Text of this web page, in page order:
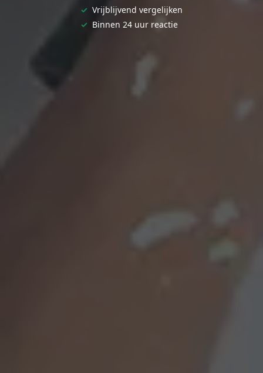
✓ Vrijblijvend vergelijken
✓ Binnen 24 uur reactie